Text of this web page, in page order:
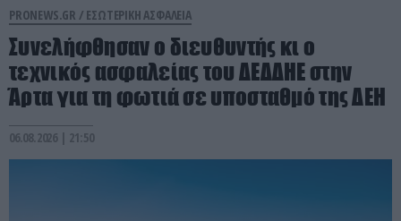
PRONEWS.GR / ΕΣΩΤΕΡΙΚΗ ΑΣΦΑΛΕΙΑ
Συνελήφθησαν ο διευθυντής κι ο
τεχνικός ασφαλείας του ΔΕΔΔΗΕ στην
Άρτα για τη φωτιά σε υποσταθμό της ΔΕΗ
06.08.2026 | 21:50